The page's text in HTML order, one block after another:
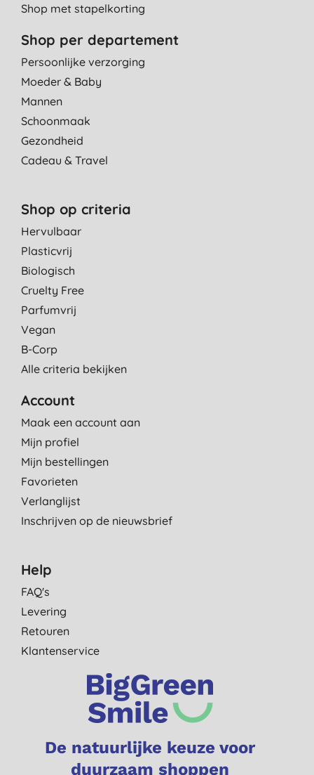
Shop met stapelkorting
Shop per departement
Persoonlijke verzorging
Moeder & Baby
Mannen
Schoonmaak
Gezondheid
Cadeau & Travel
Shop op criteria
Hervulbaar
Plasticvrij
Biologisch
Cruelty Free
Parfumvrij
Vegan
B-Corp
Alle criteria bekijken
Account
Maak een account aan
Mijn profiel
Mijn bestellingen
Favorieten
Verlanglijst
Inschrijven op de nieuwsbrief
Help
FAQ's
Levering
Retouren
Klantenservice
De natuurlijke keuze voor
duurzaam shoppen